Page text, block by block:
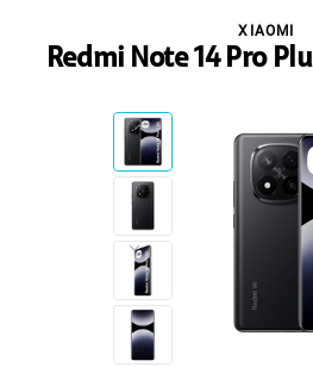
Redmi Note 14 Pro
XIAOMI